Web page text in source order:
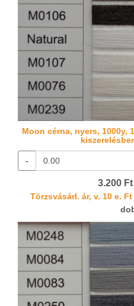
Moon cérna, nyers, 1000y,
-
3.200
Törzsvásárl. ár, v. 10 e.